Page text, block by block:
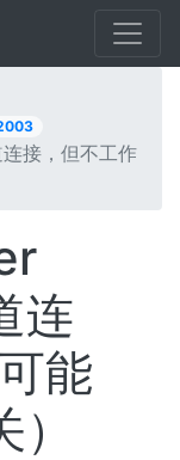
接，但不工作
连
能